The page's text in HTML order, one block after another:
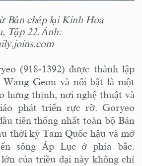
Bản chép lại Kinh Hoa
Tập 22. Ảnh:
(918-1392) được thành lập
Geon và nổi bật là một
hưng thịnh, nơi nghệ thuật và
phát triển rực rỡ. Goryeo
tiên thống nhất toàn bộ Bán
thời kỳ Tam Quốc hậu và mở
sông Áp Lục ở phía bắc.
của triều đại này không chỉ